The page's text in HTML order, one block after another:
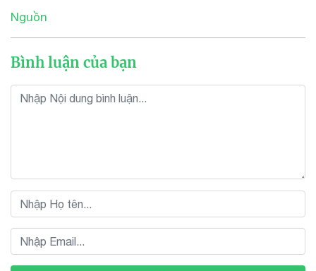
Nguồn
Bình luận của bạn